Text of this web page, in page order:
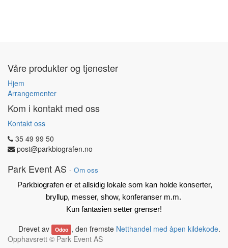
Våre produkter og tjenester
Hjem
Arrangementer
Kom i kontakt med oss
Kontakt oss
35 49 99 50
post@parkbiografen.no
Park Event AS - Om oss
Parkbiografen er et allsidig lokale som kan holde konserter,
bryllup, messer, show, konferanser m.m.
Kun fantasien setter grenser!
Drevet av Odoo , den fremste Netthandel med åpen kildekode.
Opphavsrett © Park Event AS